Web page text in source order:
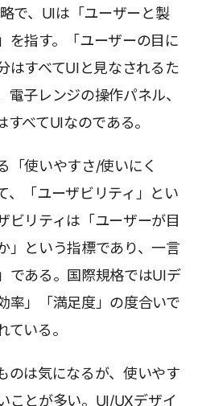
で、UIは「ユーザーと製
を指す。「ユーザーの目に
はすべてUIと見なされるた
子レンジの操作パネル、
べてUIなのである。
「使いやすさ/使いにく
、「ユーザビリティ」とい
ビリティは「ユーザーが目
」という指標であり、一言
である。国際規格ではUIデ
率」「満足度」の度合いで
いる。
のは気になるが、使いやす
ことが多い。UI/UXデザイ